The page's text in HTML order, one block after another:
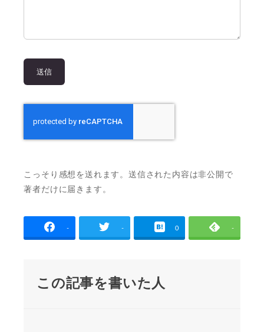
こっそり感想を送れます。送信された内容は非公開で
著者だけに届きます。
- - 0 -
この記事を書いた人